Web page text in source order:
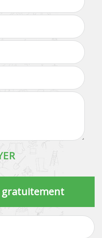
gratuitement